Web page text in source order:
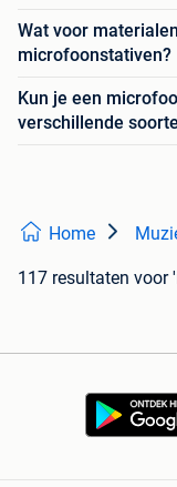
Wat voor
microfoonstativen?
Kun je een
verschillende
Home
117 resultaten voor